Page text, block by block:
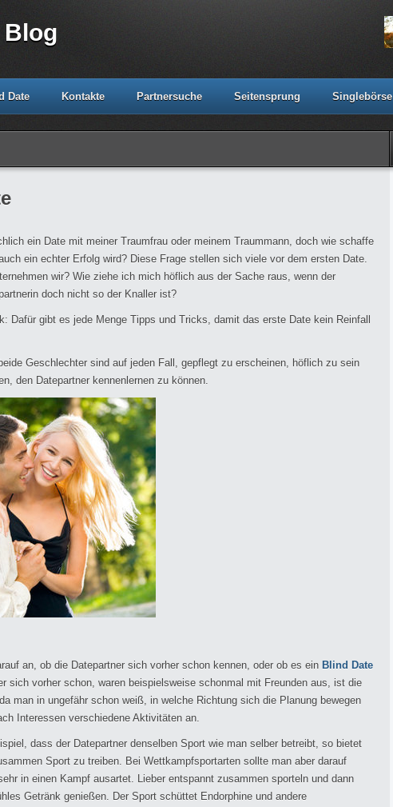
Blog
Date Kontakte Partnersuche Seitensprung Singlebörse
ein Date mit meiner Traumfrau oder meinem Traummann, doch wie schaffe
ein echter Erfolg wird? Diese Frage stellen sich viele vor dem ersten Date.
wir? Wie ziehe ich mich höflich aus der Sache raus, wenn der
doch nicht so der Knaller ist?
Dafür gibt es jede Menge Tipps und Tricks, damit das erste Date kein Reinfall
Geschlechter sind auf jeden Fall, gepflegt zu erscheinen, höflich zu sein
den Datepartner kennenlernen zu können.
an, ob die Datepartner sich vorher schon kennen, oder ob es ein Blind Date
sich vorher schon, waren beispielsweise schonmal mit Freunden aus, ist die
man in ungefähr schon weiß, in welche Richtung sich die Planung bewegen
Interessen verschiedene Aktivitäten an.
dass der Datepartner denselben Sport wie man selber betreibt, so bietet
Sport zu treiben. Bei Wettkampfsportarten sollte man aber darauf
in einen Kampf ausartet. Lieber entspannt zusammen sporteln und dann
Getränk genießen. Der Sport schüttet Endorphine und andere